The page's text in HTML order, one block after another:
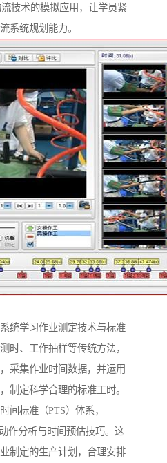
技术的模拟应用，让学员紧
系统规划能力。​
统学习作业测定技术与标准
时、工作抽样等传统方法，
采集作业时间数据，并运用
制定科学合理的标准工时。
间标准（PTS）体系，
作分析与时间预估技巧。这
制定的生产计划，合理安排